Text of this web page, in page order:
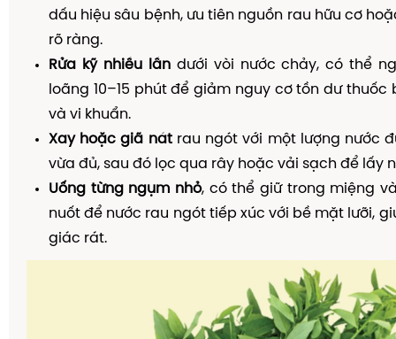
dấu hiệu sâu bệnh, ưu tiên nguồn rau hữu cơ
rõ ràng.
Rửa kỹ nhiều lầndưới vòi nước chảy, có thể
loãng 10–15 phút để giảm nguy cơ tồn dư thuốc
và vi khuẩn.
Xay hoặc giã nátrau ngót với một lượng nước
vừa đủ, sau đó lọc qua rây hoặc vải sạch để lấy
Uống từng ngụm nhỏ, có thể giữ trong miệng
nuốt để nước rau ngót tiếp xúc với bề mặt lưỡi,
giác rát.